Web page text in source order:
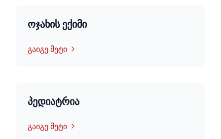
ოჯახის ექიმი
გაიგე მეტი
პედიატრია
გაიგე მეტი